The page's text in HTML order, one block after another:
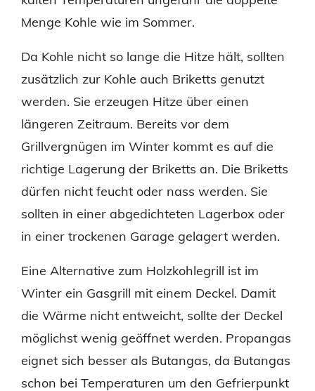
Menge Kohle wie im Sommer.
Da Kohle nicht so lange die Hitze hält, sollten
zusätzlich zur Kohle auch Briketts genutzt
werden. Sie erzeugen Hitze über einen
längeren Zeitraum. Bereits vor dem
Grillvergnügen im Winter kommt es auf die
richtige Lagerung der Briketts an. Die Briketts
dürfen nicht feucht oder nass werden. Sie
sollten in einer abgedichteten Lagerbox oder
in einer trockenen Garage gelagert werden.
Eine Alternative zum Holzkohlegrill ist im
Winter ein Gasgrill mit einem Deckel. Damit
die Wärme nicht entweicht, sollte der Deckel
möglichst wenig geöffnet werden. Propangas
eignet sich besser als Butangas, da Butangas
schon bei Temperaturen um den Gefrierpunkt